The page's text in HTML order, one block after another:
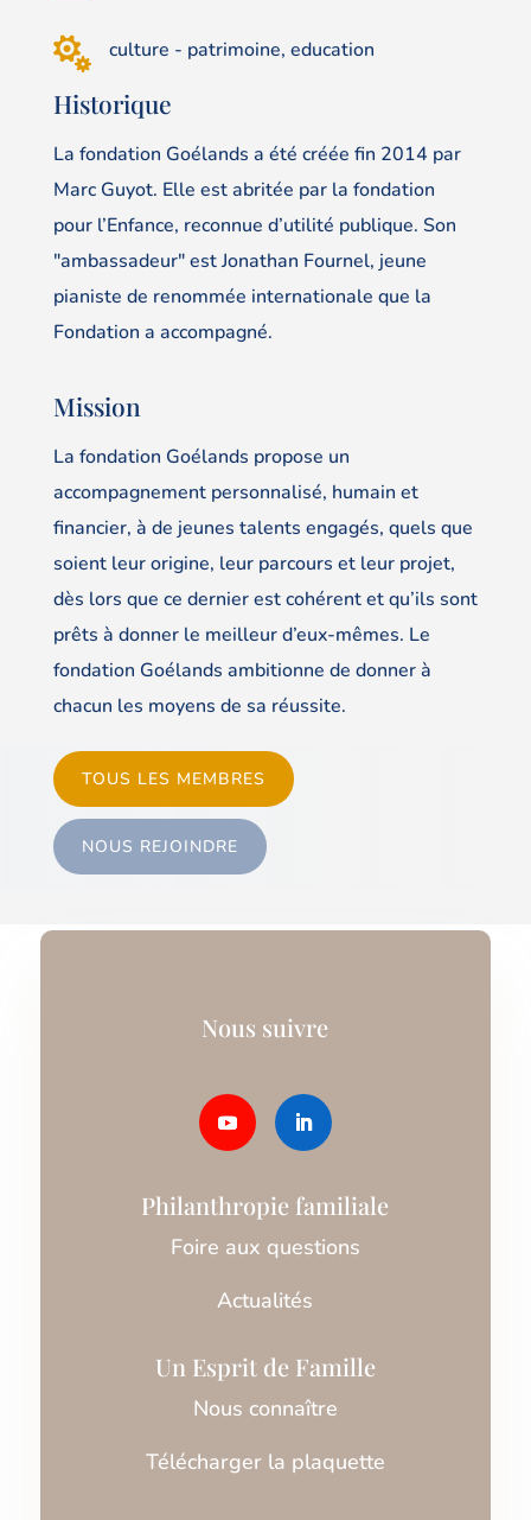
 culture - patrimoine, education
Historique
La fondation Goélands a été créée fin 2014 par
Marc Guyot. Elle est abritée par la fondation
pour l’Enfance, reconnue d’utilité publique. Son
"ambassadeur" est Jonathan Fournel, jeune
pianiste de renommée internationale que la
Fondation a accompagné.
Mission
La fondation Goélands propose un
accompagnement personnalisé, humain et
financier, à de jeunes talents engagés, quels que
soient leur origine, leur parcours et leur projet,
dès lors que ce dernier est cohérent et qu’ils sont
prêts à donner le meilleur d’eux-mêmes. Le
fondation Goélands ambitionne de donner à
chacun les moyens de sa réussite.
TOUS LES MEMBRES
NOUS REJOINDRE
Nous suivre
Philanthropie familiale
Foire aux questions
Actualités
Un Esprit de Famille
Nous connaître
Télécharger la plaquette